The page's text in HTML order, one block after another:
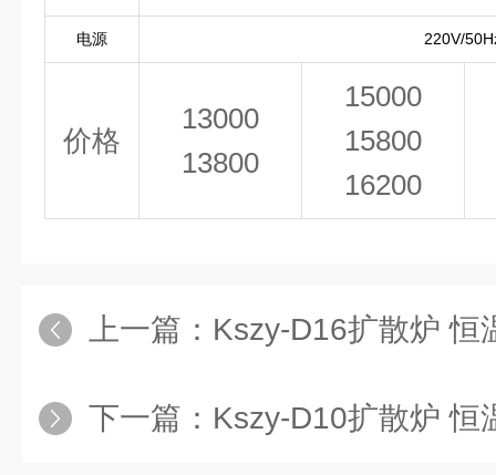
电源 220V/
价格
13000
13800
15000
15800
16200
上一篇： Kszy-D16扩散炉 恒
下一篇： Kszy-D10扩散炉 恒